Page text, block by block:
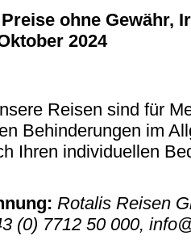
ohne Gewähr,
2024
Reisen sind für
Behinderungen im
Ihren individuellen
Rotalis Reisen
(0) 7712 50 000,